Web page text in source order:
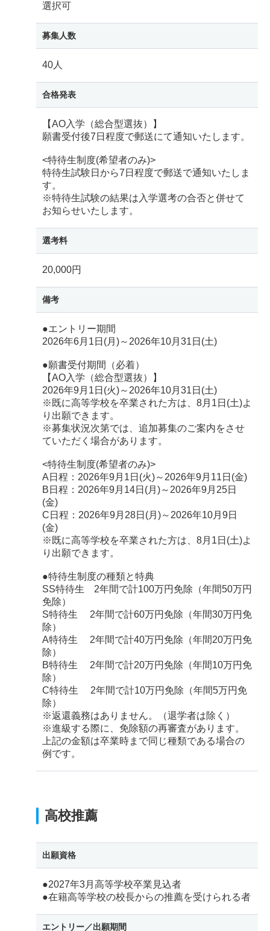
選択可
募集人数
40人
合格発表
【AO入学（総合型選抜）】
願書受付後7日程度で郵送にて通知いたします。
<特待生制度(希望者のみ)>
特待生試験日から7日程度で郵送で通知いたしま
す。
※特待生試験の結果は入学選考の合否と併せて
お知らせいたします。
選考料
20,000円
備考
●エントリー期間
2026年6月1日(月)～2026年10月31日(土)
●願書受付期間（必着）
【AO入学（総合型選抜）】
2026年9月1日(火)～2026年10月31日(土)
※既に高等学校を卒業された方は、8月1日(土)よ
り出願できます。
※募集状況次第では、追加募集のご案内をさせ
ていただく場合があります。
<特待生制度(希望者のみ)>
A日程：2026年9月1日(火)～2026年9月11日(金)
B日程：2026年9月14日(月)～2026年9月25日
(金)
C日程：2026年9月28日(月)～2026年10月9日
(金)
※既に高等学校を卒業された方は、8月1日(土)よ
り出願できます。
●特待生制度の種類と特典
SS特待生 2年間で計100万円免除（年間50万円
免除）
S特待生 2年間で計60万円免除（年間30万円免
除）
A特待生 2年間で計40万円免除（年間20万円免
除）
B特待生 2年間で計20万円免除（年間10万円免
除）
C特待生 2年間で計10万円免除（年間5万円免
除）
※返還義務はありません。（退学者は除く）
※進級する際に、免除額の再審査があります。
上記の金額は卒業時まで同じ種類である場合の
例です。
高校推薦
出願資格
●2027年3月高等学校卒業見込者
●在籍高等学校の校長からの推薦を受けられる者
エントリー／出願期間